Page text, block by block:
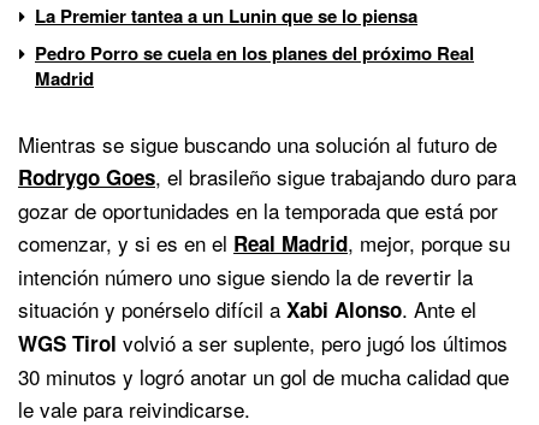
La Premier tantea a un Lunin que se lo piensa
Pedro Porro se cuela en los planes del próximo Real
Madrid
Mientras se sigue buscando una solución al futuro de
Rodrygo Goes, el brasileño sigue trabajando duro para
gozar de oportunidades en la temporada que está por
comenzar, y si es en el Real Madrid, mejor, porque su
intención número uno sigue siendo la de revertir la
situación y ponérselo difícil a Xabi Alonso. Ante el
WGS Tirol volvió a ser suplente, pero jugó los últimos
30 minutos y logró anotar un gol de mucha calidad que
le vale para reivindicarse.